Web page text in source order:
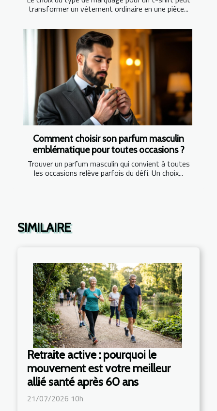
transformer un vêtement ordinaire en une pièce...
Comment choisir son parfum masculin
emblématique pour toutes occasions ?
Trouver un parfum masculin qui convient à toutes
les occasions relève parfois du défi. Un choix...
SIMILAIRE
Retraite active : pourquoi le
mouvement est votre meilleur
allié santé après 60 ans
21/07/2026 10h